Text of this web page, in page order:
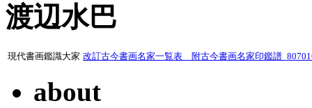
渡辺水巴
現代書画鑑識大家 改訂古今書画名家一覧表 附古今書画名家印鑑譜
about